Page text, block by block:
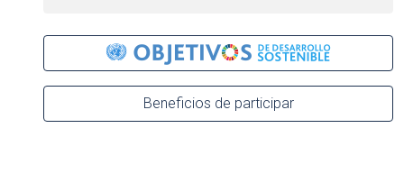
Beneficios de participar